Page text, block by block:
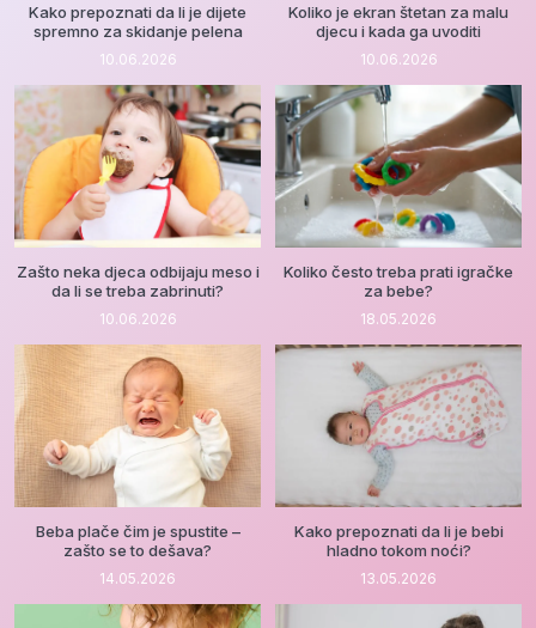
Kako prepoznati da li je dijete
spremno za skidanje pelena
10.06.2026
Koliko je ekran štetan za malu
djecu i kada ga uvoditi
10.06.2026
Zašto neka djeca odbijaju meso i
da li se treba zabrinuti?
10.06.2026
Koliko često treba prati igračke
za bebe?
18.05.2026
Beba plače čim je spustite –
zašto se to dešava?
14.05.2026
Kako prepoznati da li je bebi
hladno tokom noći?
13.05.2026